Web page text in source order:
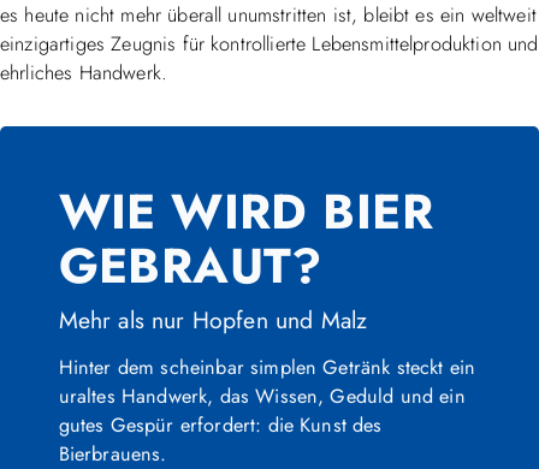
es heute nicht mehr überall unumstritten ist, bleibt es ein weltweit
einzigartiges Zeugnis für kontrollierte Lebensmittelproduktion und
ehrliches Handwerk.
WIE WIRD BIER
GEBRAUT?
Mehr als nur Hopfen und Malz
Hinter dem scheinbar simplen Getränk steckt ein
uraltes Handwerk, das Wissen, Geduld und ein
gutes Gespür erfordert: die Kunst des
Bierbrauens.